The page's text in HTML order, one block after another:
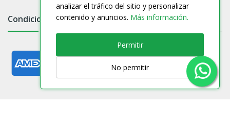
Condiciones
analizar el tráfico del sitio y personalizar
contenido y anuncios. Más información.
Permitir
No permitir